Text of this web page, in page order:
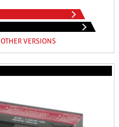
VERSIONS